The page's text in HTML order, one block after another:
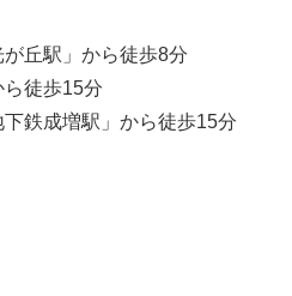
が丘駅」から徒歩8分
ら徒歩15分
下鉄成増駅」から徒歩15分